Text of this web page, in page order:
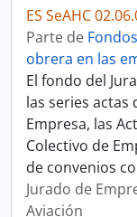
ES SeAHC
Parte de
obrera en las
El fondo del
las series actas
Empresa, las
Colectivo de
de convenios
Jurado de
Aviación